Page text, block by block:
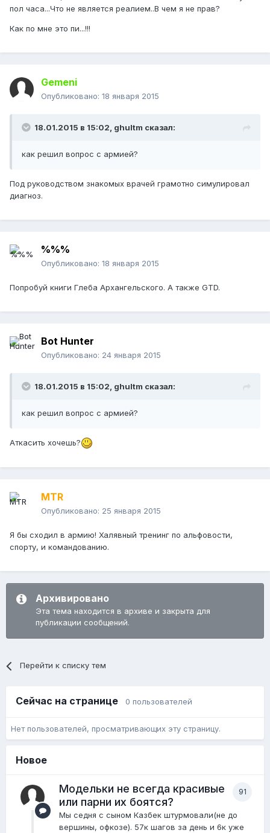
пол часа...Что не является реалием..В чем я не прав?
Как по мне это пи...!!!
Gemeni
Опубликовано: 18 января 2015
18.01.2015 в 15:02, ghultm сказал:
как решил вопрос с армией?
Под руководством знакомых врачей грамотно симулировал
диагноз.
%%%
Опубликовано: 18 января 2015
Попробуй книги Глеба Архангельского. А также GTD.
Bot Hunter
Опубликовано: 24 января 2015
18.01.2015 в 15:02, ghultm сказал:
как решил вопрос с армией?
Аткасить хочешь?
MTR
Опубликовано: 25 января 2015
Я бы сходил в армию! Халявный тренинг по альфовости,
спорту, и командованию.
Архивировано
Эта тема находится в архиве и закрыта для
публикации сообщений.
Перейти к списку тем
Сейчас на странице 0 пользователей
Нет пользователей, просматривающих эту страницу.
Новое
91
Модельки не всегда красивые
или парни их боятся?
Мы седня с сыном Казбек штурмовали(не до
вершины, офкозе). 57к шагов за день и 6к уже